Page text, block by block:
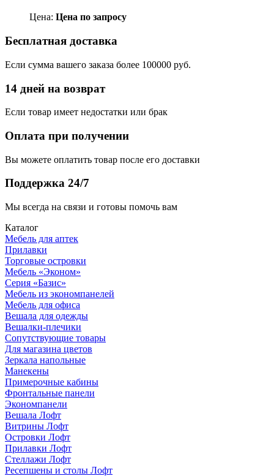
Цена: Цена по запросу
Бесплатная доставка
Если сумма вашего заказа более 100000 руб.
14 дней на возврат
Если товар имеет недостатки или брак
Оплата при получении
Вы можете оплатить товар после его доставки
Поддержка 24/7
Мы всегда на связи и готовы помочь вам
Каталог
Мебель для аптек
Прилавки
Торговые островки
Мебель «Эконом»
Серия «Базис»
Мебель из экономпанелей
Мебель для офиса
Вешала для одежды
Вешалки-плечики
Сопутствующие товары
Для магазина цветов
Зеркала напольные
Манекены
Примерочные кабины
Фронтальные панели
Экономпанели
Вешала Лофт
Витрины Лофт
Островки Лофт
Прилавки Лофт
Стеллажи Лофт
Ресепшены и столы Лофт